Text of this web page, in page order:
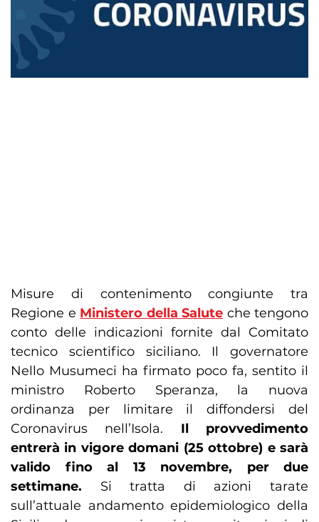
Misure di contenimento congiunte tra
Regione e Ministero della Salute che tengono
conto delle indicazioni fornite dal Comitato
tecnico scientifico siciliano. Il governatore
Nello Musumeci ha firmato poco fa, sentito il
ministro Roberto Speranza, la nuova
ordinanza per limitare il diffondersi del
Coronavirus nell’Isola. Il provvedimento
entrerà in vigore domani (25 ottobre) e sarà
valido fino al 13 novembre, per due
settimane. Si tratta di azioni tarate
sull’attuale andamento epidemiologico della